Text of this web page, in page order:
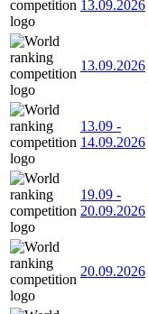
13.09.2026
13.09.2026
13.09 -
14.09.2026
19.09 -
20.09.2026
20.09.2026